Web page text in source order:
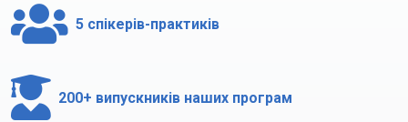
 5 спікерів-практиків
 200+ випускників наших програм